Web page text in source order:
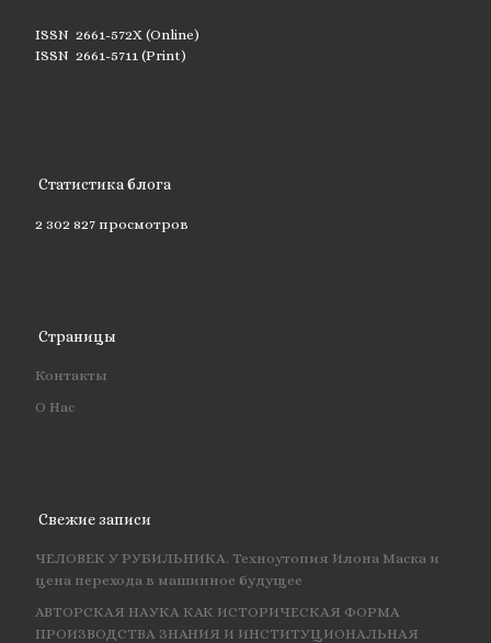
ISSN 2661-572X (Online)
ISSN 2661-5711 (Print)
Статистика блога
2 302 827 просмотров
Страницы
Контакты
О Нас
Свежие записи
ЧЕЛОВЕК У РУБИЛЬНИКА. Техноутопия Илона Маска и
цена перехода в машинное будущее
АВТОРСКАЯ НАУКА КАК ИСТОРИЧЕСКАЯ ФОРМА
ПРОИЗВОДСТВА ЗНАНИЯ И ИНСТИТУЦИОНАЛЬНАЯ